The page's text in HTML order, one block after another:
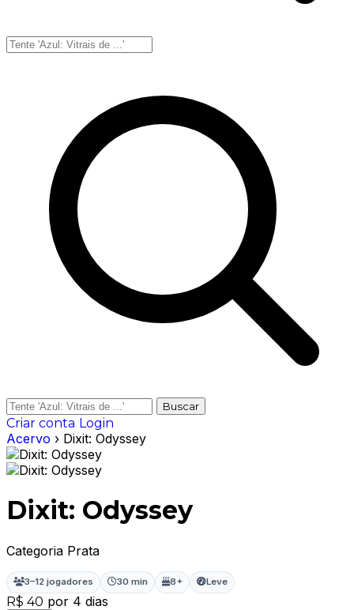
Buscar
Criar conta Login
Acervo › Dixit: Odyssey
Dixit: Odyssey
Categoria Prata
3–12 jogadores 30 min 8+ Leve
R$ 40 por 4 dias